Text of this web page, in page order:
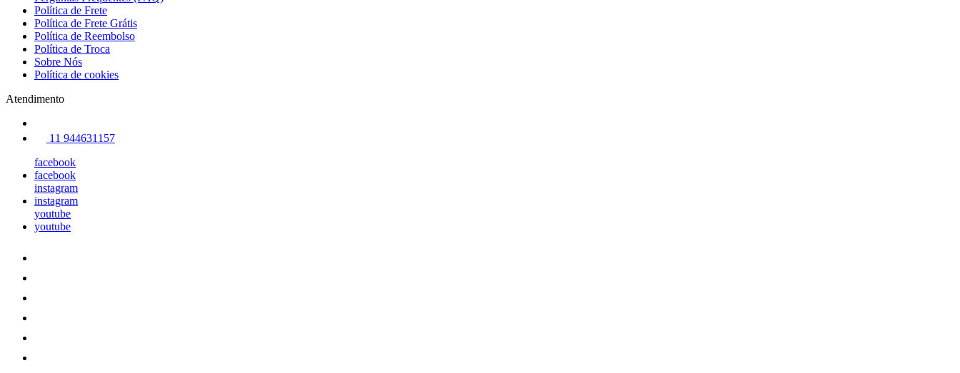
Política de Frete
Política de Frete Grátis
Política de Reembolso
Política de Troca
Sobre Nós
Política de cookies
Atendimento
11 944631157
facebook
facebook
instagram
instagram
youtube
youtube